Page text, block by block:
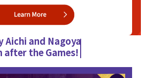
Aichi and Nagoya
after the Games!